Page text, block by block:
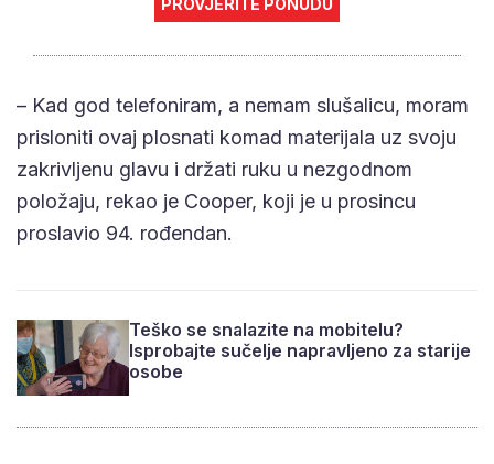
PROVJERITE PONUDU
– Kad god telefoniram, a nemam slušalicu, moram
prisloniti ovaj plosnati komad materijala uz svoju
zakrivljenu glavu i držati ruku u nezgodnom
položaju, rekao je Cooper, koji je u prosincu
proslavio 94. rođendan.
Teško se snalazite na mobitelu?
Isprobajte sučelje napravljeno za starije
osobe